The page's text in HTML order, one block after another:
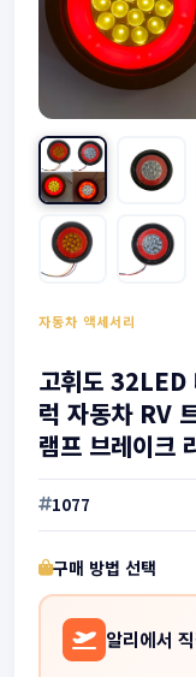
자동차 액세서리
고휘도 32LED
럭 자동차 RV
램프 브레이크
1077
구매 방법 선택
알리에서